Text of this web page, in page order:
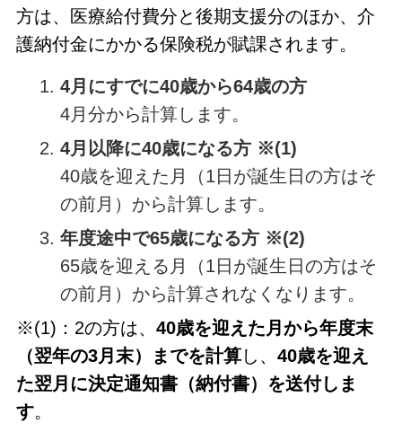
方は、医療給付費分と後期支援分のほか、介
護納付金にかかる保険税が賦課されます。
4月にすでに40歳から64歳の方
4月分から計算します。
4月以降に40歳になる方 ※(1)
40歳を迎えた月（1日が誕生日の方はそ
の前月）から計算します。
年度途中で65歳になる方 ※(2)
65歳を迎える月（1日が誕生日の方はそ
の前月）から計算されなくなります。
※(1)：2の方は、 40歳を迎えた月から年度末
（翌年の3月末）までを計算し、 40歳を迎え
た翌月に決定通知書（納付書）を送付しま
す。